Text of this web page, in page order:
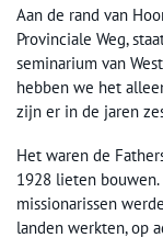
Aan de rand van
Provinciale Weg,
seminarium van
hebben we het
zijn er in de jaren
Het waren de
1928 lieten
missionarissen
landen werkten, op